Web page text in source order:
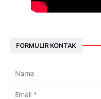
FORMULIR KONTAK